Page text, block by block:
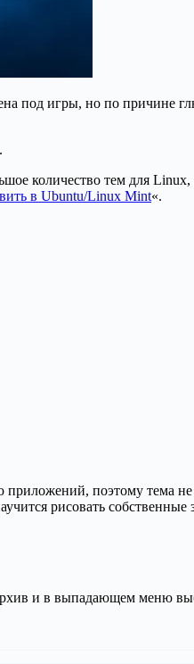
под игры, но по причине
количество тем для
в Ubuntu/Linux Mint«.
поэтому тема
рисовать собственные
и в выпадающем меню